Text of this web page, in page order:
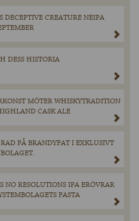
DECEPTIVE CREATURE NEIPA
DESS HISTORIA
MÖTER WHISKYTRADITION
CASK ALE
PÅ BRANDYFAT I EXKLUSIVT
NO RESOLUTIONS IPA ERÖVRAR
FASTA